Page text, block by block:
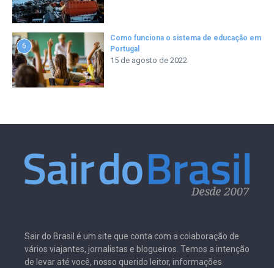
6
Como funciona o sistema de educação em
Portugal
15 de agosto de 2022
Sair do Brasil é um site que conta com a colaboração de
vários viajantes, jornalistas e blogueiros. Temos a intenção
de levar até você, nosso querido leitor, informações